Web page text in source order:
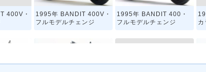
400V・
1995年 BANDIT 400V・
フルモデルチェンジ
1995年 BANDIT 400・
フルモデルチェンジ
カ